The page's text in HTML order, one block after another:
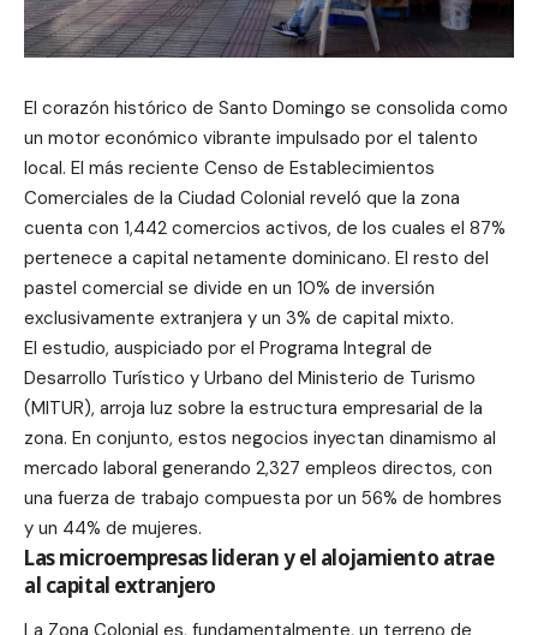
El corazón histórico de Santo Domingo se consolida como
un motor económico vibrante impulsado por el talento
local. El más reciente Censo de Establecimientos
Comerciales de la Ciudad Colonial reveló que la zona
cuenta con 1,442 comercios activos, de los cuales el 87%
pertenece a capital netamente dominicano. El resto del
pastel comercial se divide en un 10% de inversión
exclusivamente extranjera y un 3% de capital mixto.
El estudio, auspiciado por el Programa Integral de
Desarrollo Turístico y Urbano del Ministerio de Turismo
(MITUR), arroja luz sobre la estructura empresarial de la
zona. En conjunto, estos negocios inyectan dinamismo al
mercado laboral generando 2,327 empleos directos, con
una fuerza de trabajo compuesta por un 56% de hombres
y un 44% de mujeres.
Las microempresas lideran y el alojamiento atrae
al capital extranjero
La Zona Colonial es, fundamentalmente, un terreno de